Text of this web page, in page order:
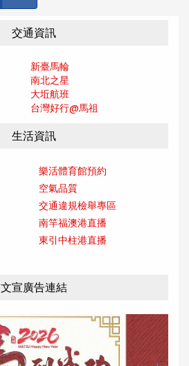
交通資訊
新臺馬輪
南北之星
大坵航班
台灣好行@馬祖
生活資訊
樂活體育館預約
空氣品質
交通違規檢舉專區
南竿福澳港直播
東引中柱港直播
文宣廣告連結